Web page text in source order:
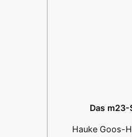
Das
Hauke Goos-